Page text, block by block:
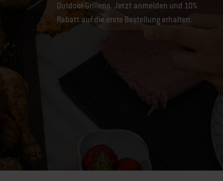
Outdoor-Grillens. Jetzt anmelden und 10%
Rabatt auf die erste Bestellung erhalten.